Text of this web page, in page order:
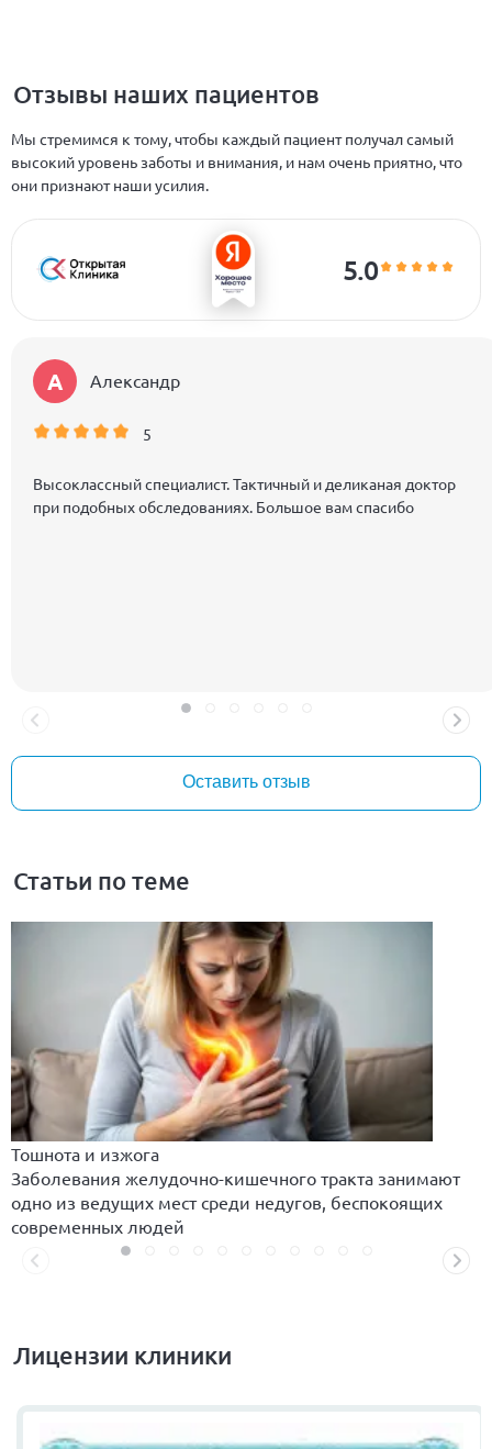
Отзывы наших пациентов
Мы стремимся к тому, чтобы каждый пациент получал самый
высокий уровень заботы и внимания, и нам очень приятно, что
они признают наши усилия.
5.0
А Александр
5
Высоклассный специалист. Тактичный и деликаная доктор
при подобных обследованиях. Большое вам спасибо
Оставить отзыв
Статьи по теме
Тошнота и изжога
Заболевания желудочно-кишечного тракта занимают
одно из ведущих мест среди недугов, беспокоящих
современных людей
Лицензии клиники